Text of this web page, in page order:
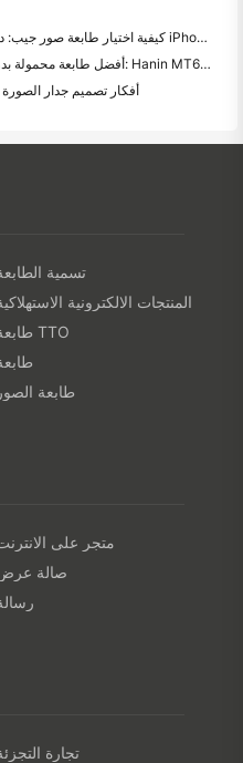
كيفية اختيار طابعة صور جيب: دليل كامل لمستخدمي اليوميات والسفر و iPhone
أفضل طابعة محمولة بدون حبر للسفر والمدرسة والعمل المتنقل: Hanin MT620 Pro Review
أفكار تصميم جدار
تسمية
المنتجات الالكترونية
طابعة TTO
طابعة الصور
متجر على
صالة
تجارة